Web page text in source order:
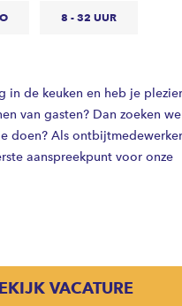
8 - 32 UUR
in de keuken en heb je plezier
van gasten? Dan zoeken we
doen? Als ontbijtmedewerker
aanspreekpunt voor onze
VACATURE